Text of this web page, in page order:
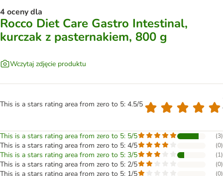
4 oceny dla
Rocco Diet Care Gastro Intestinal,
kurczak z pasternakiem, 800 g
Wczytaj zdjęcie produktu
This is a stars rating area from zero to 5: 4.5/5
This is a stars rating area from zero to 5: 5/5 (3)
This is a stars rating area from zero to 5: 4/5 (0)
This is a stars rating area from zero to 5: 3/5 (1)
This is a stars rating area from zero to 5: 2/5 (0)
This is a stars rating area from zero to 5: 1/5 (0)